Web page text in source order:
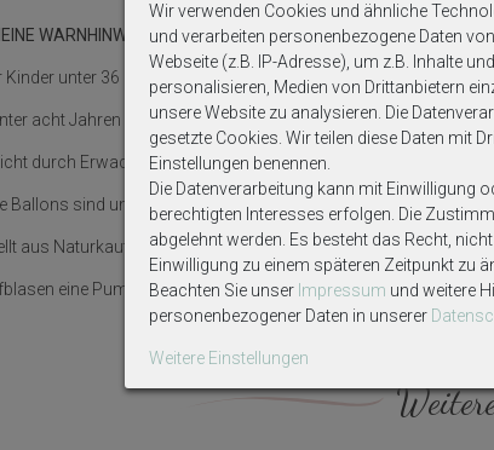
WARNHINWEISE:
unter 36 Monaten geeignet.
acht Jahren können an nicht aufgeblasenen oder geplatzten
durch Erwachsene ist erforderlich. Nicht aufgeblasene
Ballons sind unverzüglich zu entfernen.
aus Naturkautschuklatex, der Allergien verursachen kann.
eine Pumpe verwenden!
Wir verwenden Cookies und ähnliche
und verarbeiten personenbezogene Daten
Webseite (z.B. IP-Adresse), um z.B. Inhalte
personalisieren, Medien von Drittanbietern
unsere Website zu analysieren. Die
gesetzte Cookies. Wir teilen diese Daten mit
Einstellungen benennen.
Die Datenverarbeitung kann mit Einwilligung
berechtigten Interesses erfolgen. Die
abgelehnt werden. Es besteht das Recht,
Einwilligung zu einem späteren Zeitpunkt zu
Beachten Sie unser Impressum und weitere
personenbezogener Daten in unserer
Weitere Einstellungen